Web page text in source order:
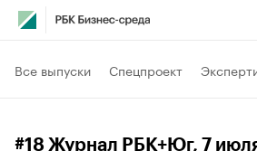
Все выпуски Спецпроект
#18 Журнал РБК+Юг, 7